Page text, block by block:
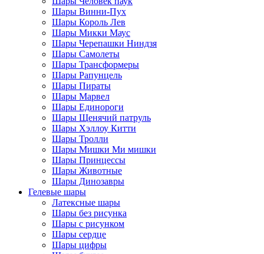
Шары Винни-Пух
Шары Король Лев
Шары Микки Маус
Шары Черепашки Ниндзя
Шары Самолеты
Шары Трансформеры
Шары Рапунцель
Шары Пираты
Шары Марвел
Шары Единороги
Шары Щенячий патруль
Шары Хэллоу Китти
Шары Тролли
Шары Мишки Ми мишки
Шары Принцессы
Шары Животные
Шары Динозавры
Гелевые шары
Латексные шары
Шары без рисунка
Шары с рисунком
Шары сердце
Шары цифры